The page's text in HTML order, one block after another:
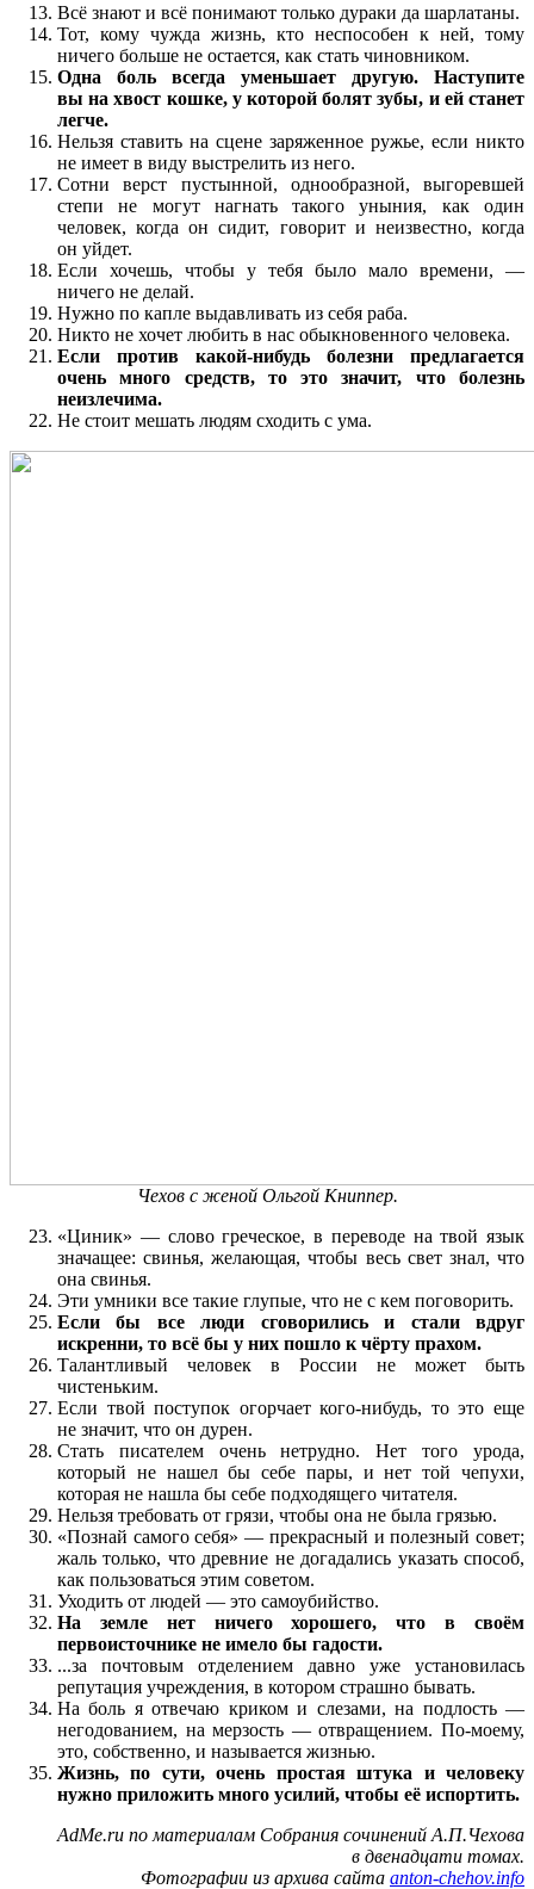
Всё знают и всё понимают только дураки да шарлатаны.
Тот, кому чужда жизнь, кто неспособен к ней, тому
ничего больше не остается, как стать чиновником.
Одна боль всегда уменьшает другую. Наступите
вы на хвост кошке, у которой болят зубы, и ей станет
легче.
Нельзя ставить на сцене заряженное ружье, если никто
не имеет в виду выстрелить из него.
Сотни верст пустынной, однообразной, выгоревшей
степи не могут нагнать такого уныния, как один
человек, когда он сидит, говорит и неизвестно, когда
он уйдет.
Если хочешь, чтобы у тебя было мало времени, —
ничего не делай.
Нужно по капле выдавливать из себя раба.
Никто не хочет любить в нас обыкновенного человека.
Если против какой-нибудь болезни предлагается
очень много средств, то это значит, что болезнь
неизлечима.
Не стоит мешать людям сходить с ума.
Чехов с женой Ольгой Книппер.
«Циник» — слово греческое, в переводе на твой язык
значащее: свинья, желающая, чтобы весь свет знал, что
она свинья.
Эти умники все такие глупые, что не с кем поговорить.
Если бы все люди сговорились и стали вдруг
искренни, то всё бы у них пошло к чёрту прахом.
Талантливый человек в России не может быть
чистеньким.
Если твой поступок огорчает кого-нибудь, то это еще
не значит, что он дурен.
Стать писателем очень нетрудно. Нет того урода,
который не нашел бы себе пары, и нет той чепухи,
которая не нашла бы себе подходящего читателя.
Нельзя требовать от грязи, чтобы она не была грязью.
«Познай самого себя» — прекрасный и полезный совет;
жаль только, что древние не догадались указать способ,
как пользоваться этим советом.
Уходить от людей — это самоубийство.
На земле нет ничего хорошего, что в своём
первоисточнике не имело бы гадости.
...за почтовым отделением давно уже установилась
репутация учреждения, в котором страшно бывать.
На боль я отвечаю криком и слезами, на подлость —
негодованием, на мерзость — отвращением. По-моему,
это, собственно, и называется жизнью.
Жизнь, по сути, очень простая штука и человеку
нужно приложить много усилий, чтобы её испортить.
AdMe.ru по материалам Собрания сочинений А.П.Чехова
в двенадцати томах.
Фотографии из архива сайта anton-chehov.info